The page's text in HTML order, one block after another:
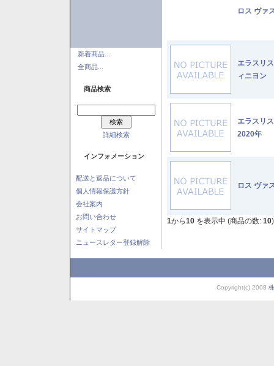
新着商品...
全商品...
商品検索
詳細検索
インフォメーション
配送と返品について
個人情報保護方針
会社案内
お問い合わせ
サイトマップ
ニュースレター登録解除
ロス ヴァ
エラスリ
ィニヨン
エラスリ
2020年
ロス ヴァ
1から10 を表示中 (商品の数: 10)
Copyright(c) 2008